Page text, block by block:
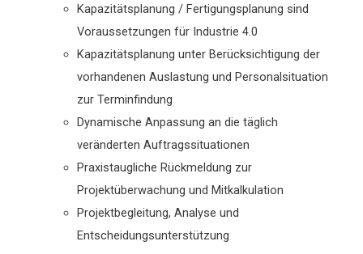
Kapazitätsplanung / Fertigungsplanung sind
Voraussetzungen für Industrie 4.0
Kapazitätsplanung unter Berücksichtigung der
vorhandenen Auslastung und Personalsituation
zur Terminfindung
Dynamische Anpassung an die täglich
veränderten Auftragssituationen
Praxistaugliche Rückmeldung zur
Projektüberwachung und Mitkalkulation
Projektbegleitung, Analyse und
Entscheidungsunterstützung